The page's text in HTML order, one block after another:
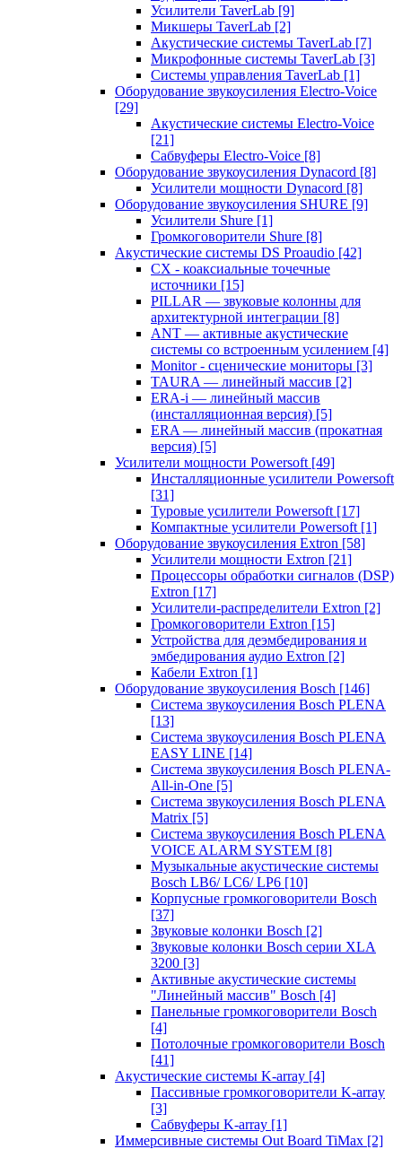
Усилители TaverLab [9]
Микшеры TaverLab [2]
Акустические системы TaverLab [7]
Микрофонные системы TaverLab [3]
Системы управления TaverLab [1]
Оборудование звукоусиления Electro-Voice
[29]
Акустические системы Electro-Voice
[21]
Сабвуферы Electro-Voice [8]
Оборудование звукоусиления Dynacord [8]
Усилители мощности Dynacord [8]
Оборудование звукоусиления SHURE [9]
Усилители Shure [1]
Громкоговорители Shure [8]
Акустические системы DS Proaudio [42]
CX - коаксиальные точечные
источники [15]
PILLAR — звуковые колонны для
архитектурной интеграции [8]
ANT — активные акустические
системы со встроенным усилением [4]
Monitor - сценические мониторы [3]
TAURA — линейный массив [2]
ERA-i — линейный массив
(инсталляционная версия) [5]
ERA — линейный массив (прокатная
версия) [5]
Усилители мощности Powersoft [49]
Инсталляционные усилители Powersoft
[31]
Туровые усилители Powersoft [17]
Компактные усилители Powersoft [1]
Оборудование звукоусиления Extron [58]
Усилители мощности Extron [21]
Процессоры обработки сигналов (DSP)
Extron [17]
Усилители-распределители Extron [2]
Громкоговорители Extron [15]
Устройства для деэмбедирования и
эмбедирования аудио Extron [2]
Кабели Extron [1]
Оборудование звукоусиления Bosch [146]
Система звукоусиления Bosch PLENA
[13]
Система звукоусиления Bosch PLENA
EASY LINE [14]
Система звукоусиления Bosch PLENA-
All-in-One [5]
Система звукоусиления Bosch PLENA
Matrix [5]
Система звукоусиления Bosch PLENA
VOICE ALARM SYSTEM [8]
Музыкальные акустические системы
Bosch LB6/ LC6/ LP6 [10]
Корпусные громкоговорители Bosch
[37]
Звуковые колонки Bosch [2]
Звуковые колонки Bosch серии XLA
3200 [3]
Активные акустические системы
"Линейный массив" Bosch [4]
Панельные громкоговорители Bosch
[4]
Потолочные громкоговорители Bosch
[41]
Акустические системы K-array [4]
Пассивные громкоговорители K-array
[3]
Сабвуферы K-array [1]
Иммерсивные системы Out Board TiMax [2]